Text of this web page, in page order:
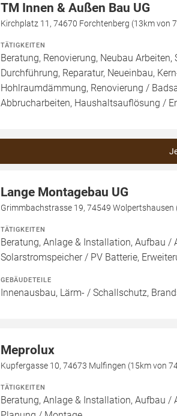
TM Innen & Außen Bau UG
Kirchplatz 11, 74670 Forchtenberg (13km von
TÄTIGKEITEN
Beratung, Renovierung, Neubau
Durchführung, Reparatur, Neueinbau,
Hohlraumdämmung, Renovierung /
Abbrucharbeiten, Haushaltsauflösung /
Lange Montagebau UG
Grimmbachstrasse 19, 74549
TÄTIGKEITEN
Beratung, Anlage & Installation, Aufbau
Solarstromspeicher / PV Batterie,
GEBÄUDETEILE
Innenausbau, Lärm- / Schallschutz,
Meprolux
Kupfergasse 10, 74673 Mulfingen (15km von
TÄTIGKEITEN
Beratung, Anlage & Installation, Aufbau /